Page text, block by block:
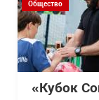
Общество
«Кубок